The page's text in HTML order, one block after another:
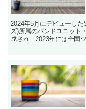
2024年5月にデビューし
ズ)所属のバンドユニット
成され、2023年には全国